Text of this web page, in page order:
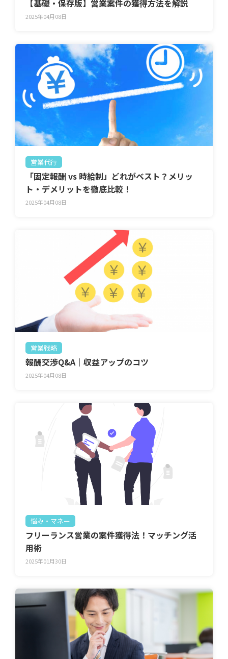
【基礎・保存版】営業案件の獲得方法を解説
2025年04月08日
営業代行
「固定報酬 vs 時給制」どれがベスト？メリッ
ト・デメリットを徹底比較！
2025年04月08日
営業戦略
報酬交渉Q&A｜収益アップのコツ
2025年04月08日
悩み・マネー
フリーランス営業の案件獲得法！マッチング活
用術
2025年01月30日